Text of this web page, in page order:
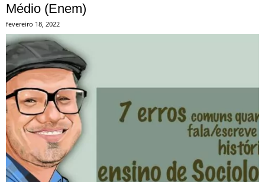
Médio (Enem)
fevereiro 18, 2022